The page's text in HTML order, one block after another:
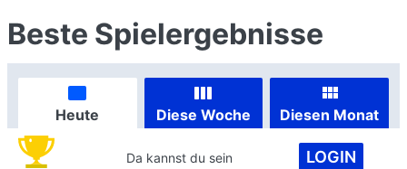
Beste Spielergebnisse
Heute Diese Woche Diesen Monat
Da kannst du sein LOGIN